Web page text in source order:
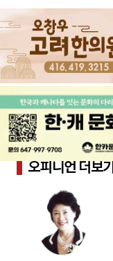
오피니언 더보기